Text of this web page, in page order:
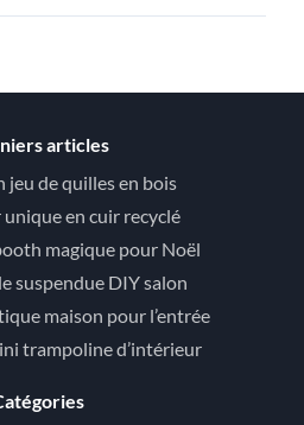
articles
jeu de quilles en bois
en cuir recyclé
magique pour Noël
suspendue DIY salon
maison pour l’entrée
trampoline d’intérieur